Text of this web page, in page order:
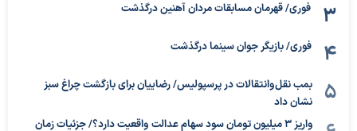
فوری/ قهرمان مسابقات مردان آهنین درگذشت
فوری/ بازیگر جوان سینما درگذشت
بمب نقل‌وانتقالات در پرسپولیس/ رضاییان برای بازگشت چراغ سبز
نشان داد
واریز ۳ میلیون تومان سود سهام عدالت واقعیت دارد؟/ جزئیات زمان